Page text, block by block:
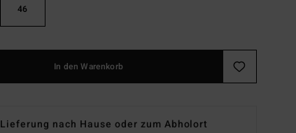
46
In den Warenkorb
Lieferung nach Hause oder zum Abholort